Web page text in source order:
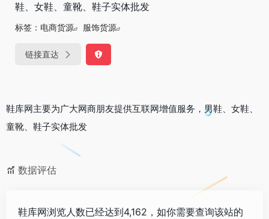
鞋、女鞋、童靴、鞋子实体批发
标签： 电商货源 服饰货源
链接直达
鞋库网主要为广大网商朋友提供互联网增值服务，男鞋、女鞋、
童靴、鞋子实体批发
数据评估
鞋库网浏览人数已经达到4,162，如你需要查询该站的